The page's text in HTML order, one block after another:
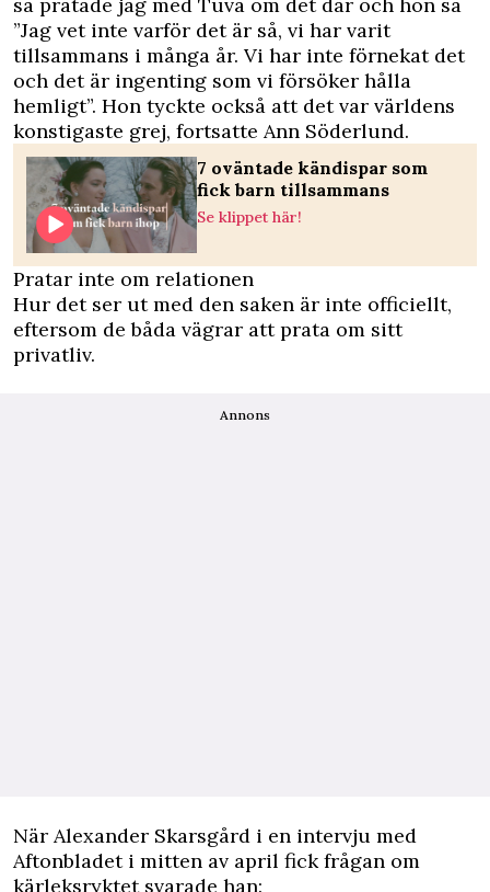
”Jag vet inte varför det är så, vi har varit
tillsammans i många år. Vi har inte förnekat det
och det är ingenting som vi försöker hålla
hemligt”. Hon tyckte också att det var världens
konstigaste grej, fortsatte Ann Söderlund.
7 oväntade kändispar som
fick barn tillsammans
Se klippet här!
Pratar inte om relationen
Hur det ser ut med den saken är inte officiellt,
eftersom de båda vägrar att prata om sitt
privatliv.
Annons
När Alexander Skarsgård i en intervju med
Aftonbladeti mitten av april fick frågan om
kärleksryktet svarade han: